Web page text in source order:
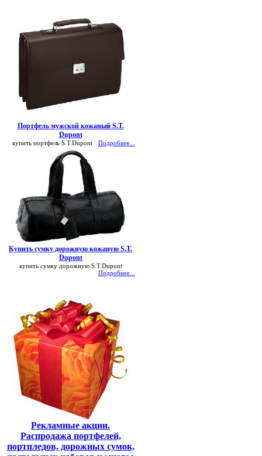
Портфель мужской кожаный S.T.
Dupont
купить портфель S.T.Dupont Подробнее...
Купить сумку дорожную кожаную S.T.
Dupont
купить сумку дорожную S.T.Dupont
Подробнее...
Рекламные акции.
Распродажа портфелей,
портпледов, дорожных сумок,